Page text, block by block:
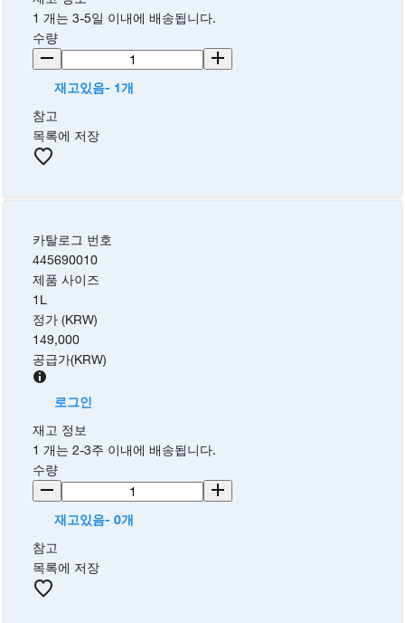
1 개는 3-5일 이내에 배송됩니다.
수량
재고있음- 1개
참고
목록에 저장
카탈로그 번호
445690010
제품 사이즈
1L
정가 (KRW)
149,000
공급가(KRW)
로그인
재고 정보
1 개는 2-3주 이내에 배송됩니다.
수량
재고있음- 0개
참고
목록에 저장